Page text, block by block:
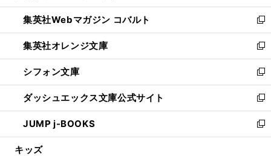
開
く
ウ
で
開
く
ン
ド
ウ
で
開
く
ウ
ィ
ン
ド
ウ
で
開
く
集英社Webマガジン コバルト
新
し
い
ウ
ィ
ン
ド
ウ
で
開
集英社オレンジ文庫
新
し
い
ウ
ィ
ン
ド
ウ
シフォン文庫
新
し
い
ウ
ィ
ン
ダッシュエックス文庫公式サイト
新
し
い
ウ
JUMP j-BOOKS
新
し
キッズ